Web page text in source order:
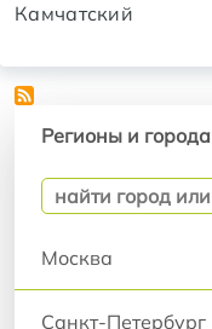
Камчатский
Регионы и города
Москва
Санкт-Петербург